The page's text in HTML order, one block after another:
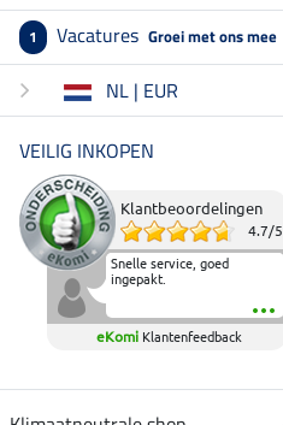
1 Vacatures Groei met ons mee
NL | EUR
VEILIG INKOPEN
Klantbeoordelingen
4.7/5
Snelle service, goed
ingepakt.
eKomi Klantenfeedback